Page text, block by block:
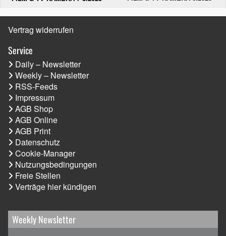
Vertrag widerrufen
Service
Daily – Newsletter
Weekly – Newsletter
RSS-Feeds
Impressum
AGB Shop
AGB Online
AGB Print
Datenschutz
Cookie-Manager
Nutzungsbedingungen
Freie Stellen
Verträge hier kündigen
Weekly Newsletter